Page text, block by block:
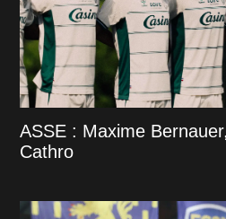
ASSE : Maxime
Cathro